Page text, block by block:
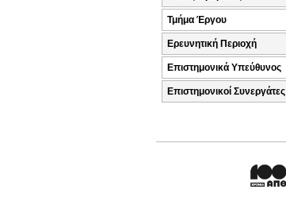
Τμήμα Έργου
Ερευνητική Περιοχή
Επιστημονικά Υπεύθυνος
Επιστημονικοί Συνεργάτες